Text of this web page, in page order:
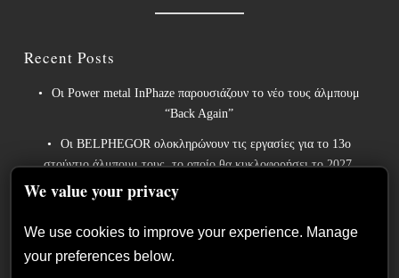
Recent Posts
Οι Power metal InPhaze παρουσιάζουν το νέο τους άλμπουμ
“Back Again”
Οι BELPHEGOR ολοκληρώνουν τις εργασίες για το 13ο
στούντιο άλμπουμ τους, το οποίο θα κυκλοφορήσει το 2027.
Οι θρύλοι του heavy metal ACCEPT κυκλοφορούν την
We value your privacy
We use cookies to improve your experience. Manage
your preferences below.